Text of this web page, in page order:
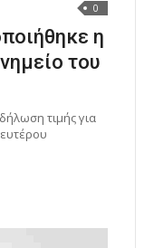
0
η
του
τιμής για